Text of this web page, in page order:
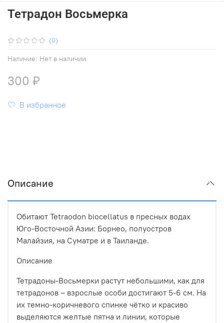
(0)
Наличие: Нет в наличии
Тетрадон Восьмерка
300 ₽
В избранное
Описание
Обитают Tetraodon biocellatus в пресных водах
Юго-Восточной Азии: Борнео, полуостров
Малайзия, на Суматре и в Таиланде.
Описание
Тетрадоны-Восьмерки растут небольшими, как для
тетрадонов – взрослые особи достигают 5-6 см. На
их темно-коричневого спинке чётко и красиво
выделяются желтые пятна и линии, которые